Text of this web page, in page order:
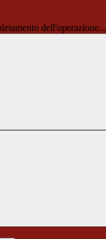
dell'operazione...